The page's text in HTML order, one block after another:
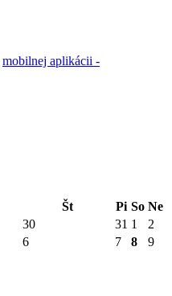
mobilnej aplikácii -
Št Pi So Ne
30 31 1
2
6 7 8
9